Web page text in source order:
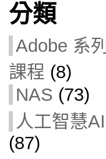
分類
Adobe 系列
課程 (8)
NAS (73)
人工智慧AI
(87)